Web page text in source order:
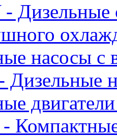
Дизельные
насосы
Дизельные